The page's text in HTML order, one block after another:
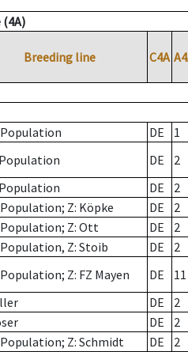
(4A)
Breeding line C4A
DE 1
DE 2
DE 2
Z: Köpke DE 2
Z: Ott DE 2
Z: Stoib DE 2
Z: FZ Mayen DE 11
DE 2
DE 2
Z: Schmidt DE 2